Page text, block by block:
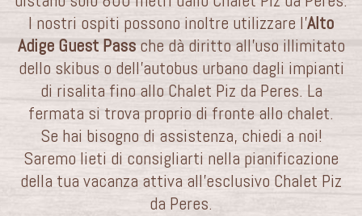
I nostri ospiti possono inoltre utilizzare l’Alto
Adige Guest Passche dà diritto all’uso illimitato
dello skibus o dell’autobus urbano dagli impianti
di risalita fino allo Chalet Piz da Peres. La
fermata si trova proprio di fronte allo chalet.
Se hai bisogno di assistenza, chiedi a noi!
Saremo lieti di consigliarti nella pianificazione
della tua vacanza attiva all’esclusivo Chalet Piz
da Peres.